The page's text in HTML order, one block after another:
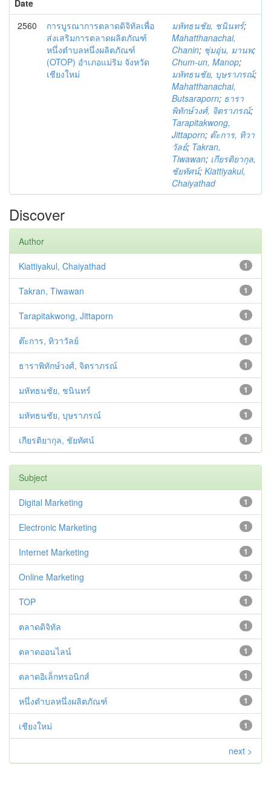
Date
2560
การบูรณาการตลาดดิจิทัลเพื่อ
ส่งเสริมการตลาดผลิตภัณฑ์
หนึ่งตำบลหนึ่งผลิตภัณฑ์
(OTOP) อำเภอแม่ริม จังหวัด
เชียงใหม่
มหัทธนชัย, ชนินทร์;
Mahatthanachai,
Chanin; ชุ่มอุ่น, มานพ;
Chum-un, Manop;
มหัทธนชัย, บุษราภรณ์;
Mahatthanachai,
Butsaraporn; ธารา
พิทักษ์วงศ์, จิตราภรณ์;
Tarapitakwong,
Jittaporn; ต๊ะการ, ทิวา
วัลย์; Takran,
Tiwawan; เกียรติยากุล,
ชัยทัศน์; Kiattiyakul,
Chaiyathad
Discover
Author
1
Kiattiyakul, Chaiyathad
1
Takran, Tiwawan
1
Tarapitakwong, Jittaporn
1
ต๊ะการ, ทิวาวัลย์
1
ธาราพิทักษ์วงศ์, จิตราภรณ์
1
มหัทธนชัย, ชนินทร์
1
มหัทธนชัย, บุษราภรณ์
1
เกียรติยากุล, ชัยทัศน์
Subject
1
Digital Marketing
1
Electronic Marketing
1
Internet Marketing
1
Online Marketing
1
TOP
1
ตลาดดิจิทัล
1
ตลาดออนไลน์
1
ตลาดอิเล็กทรอนิกส์
1
หนึ่งตำบลหนึ่งผลิตภัณฑ์
1
เชียงใหม่
next >